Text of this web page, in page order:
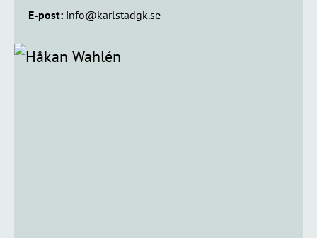
E-post: info@karlstadgk.se